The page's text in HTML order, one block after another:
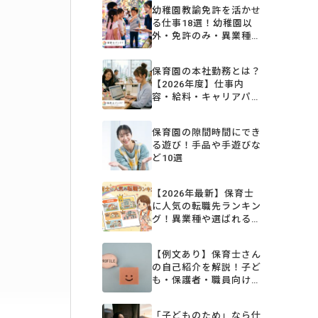
幼稚園教諭免許を活かせ
る仕事18選！幼稚園以
外・免許のみ・異業種の
保育園の本社勤務とは？
【2026年度】仕事内
容・給料・キャリアパス
保育園の隙間時間にでき
る遊び！手品や手遊びな
ど10選
【2026年最新】保育士
に人気の転職先ランキン
グ！異業種や選ばれる職
【例文あり】保育士さん
の自己紹介を解説！子ど
も・保護者・職員向けの
「子どものため」なら仕